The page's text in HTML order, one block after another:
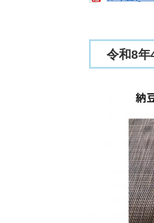
令和8